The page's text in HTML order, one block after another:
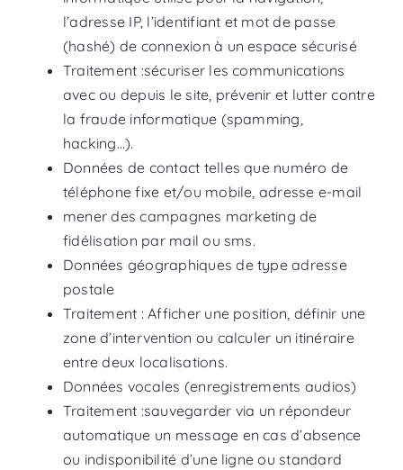
l’adresse IP, l’identifiant et mot de passe
(hashé) de connexion à un espace sécurisé
Traitement :sécuriser les communications
avec ou depuis le site, prévenir et lutter contre
la fraude informatique (spamming,
hacking…).
Données de contact telles que numéro de
téléphone fixe et/ou mobile, adresse e-mail
mener des campagnes marketing de
fidélisation par mail ou sms.
Données géographiques de type adresse
postale
Traitement : Afficher une position, définir une
zone d’intervention ou calculer un itinéraire
entre deux localisations.
Données vocales (enregistrements audios)
Traitement :sauvegarder via un répondeur
automatique un message en cas d’absence
ou indisponibilité d’une ligne ou standard